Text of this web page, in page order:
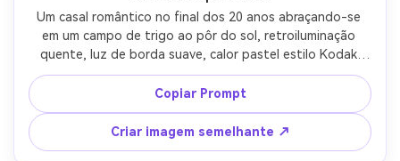
Um casal romântico no final dos 20 anos abraçando-se
em um campo de trigo ao pôr do sol, retroiluminação
quente, luz de borda suave, calor pastel estilo Kodak
Portra, grão fino, vinheta suave, classificação de cores
semelhante a um filme, tirado em Canon EOS 1V, 85mm
f/1.8, moldura de meio corpo, profundidade de campo
rasa, emoção sincera e tenra, fotorealista e
cinematográfico-AR 4:5
Copiar Prompt
Criar imagem semelhante ↗